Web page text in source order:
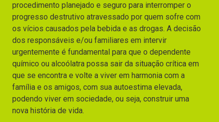
procedimento planejado e seguro para interromper o
progresso destrutivo atravessado por quem sofre com
os vícios causados pela bebida e as drogas. A decisão
dos responsáveis e/ou familiares em intervir
urgentemente é fundamental para que o dependente
químico ou alcoólatra possa sair da situação crítica em
que se encontra e volte a viver em harmonia com a
família e os amigos, com sua autoestima elevada,
podendo viver em sociedade, ou seja, construir uma
nova história de vida.